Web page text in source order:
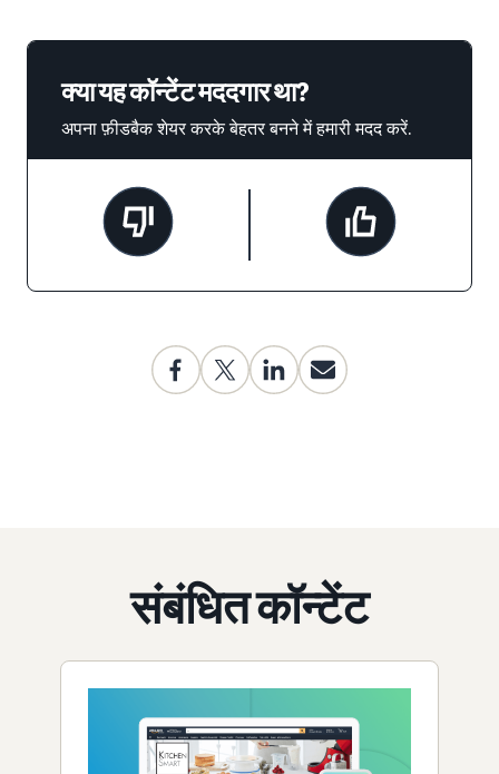
क्या यह कॉन्टेंट मददगार था?
अपना फ़ीडबैक शेयर करके बेहतर बनने में हमारी मदद करें.
संबंधित कॉन्टेंट